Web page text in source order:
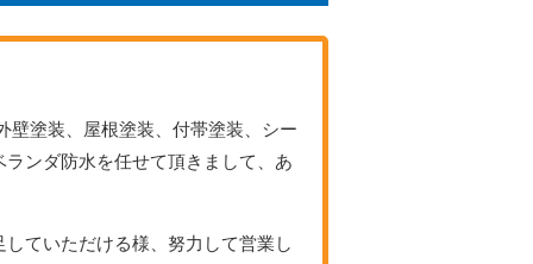
壁塗装、屋根塗装、付帯塗装、シー
ンダ防水を任せて頂きまして、あ
ていただける様、努力して営業し